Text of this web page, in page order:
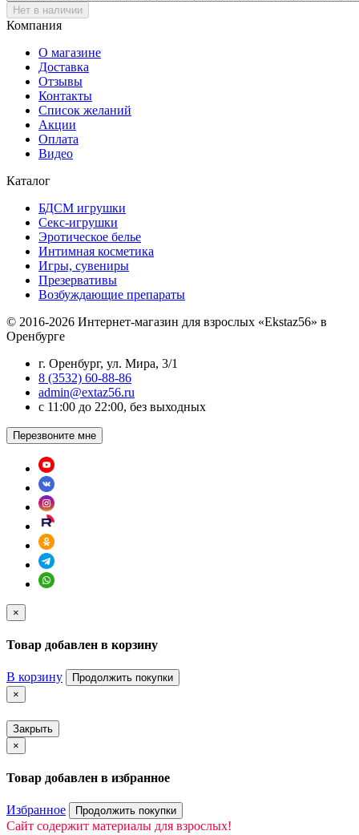
Нет в наличии
Компания
О магазине
Доставка
Отзывы
Контакты
Список желаний
Акции
Оплата
Видео
Каталог
БДСМ игрушки
Секс-игрушки
Эротическое белье
Интимная косметика
Игры, сувениры
Презервативы
Возбуждающие препараты
© 2016-2026 Интернет-магазин для взрослых «Ekstaz56» в
Оренбурге
г. Оренбург, ул. Мира, 3/1
8 (3532) 60-88-86
admin@extaz56.ru
c 11:00 до 22:00, без выходных
Перезвоните мне
×
Товар добавлен в корзину
В корзину
Продолжить покупки
×
Закрыть
×
Товар добавлен в избранное
Избранное Продолжить покупки
Сайт содержит материалы для взрослых!